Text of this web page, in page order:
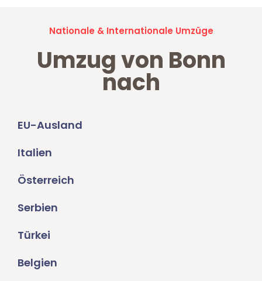
Nationale & Internationale Umzüge
Umzug von Bonn
nach
EU-Ausland
Italien
Österreich
Serbien
Türkei
Belgien